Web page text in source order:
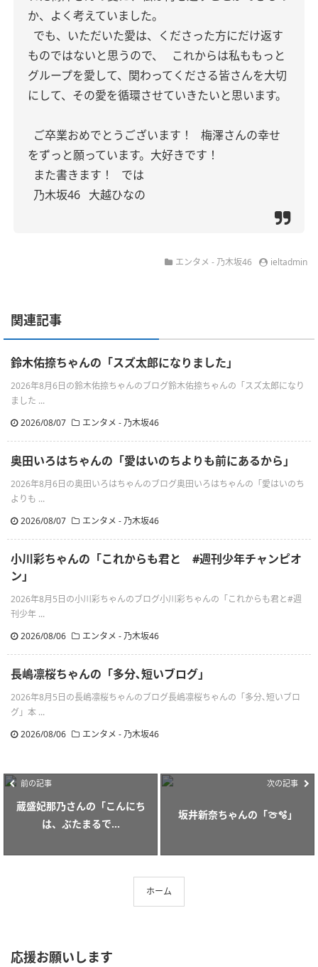
か、よく考えていました。
でも、いただいた愛は、くださった方にだけ返す
ものではないと思うので、
これからは私ももっと
グループを愛して、関わってくださる皆さんを大切
にして、その愛を循環させていきたいと思います。
ご卒業おめでとうございます！
梅澤さんの幸せ
をずっと願っています。大好きです！
また書きます！
では
乃木坂46 大越ひなの
エンタメ - 乃木坂46 ieltadmin
関連記事
鈴木佑捺ちゃんの「スズ太郎になりました」
2026年8月6日の鈴木佑捺ちゃんのブログ鈴木佑捺ちゃんの「スズ太郎になり
ました ...
2026/08/07
エンタメ - 乃木坂46
奥田いろはちゃんの「愛はいのちよりも前にあるから」
2026年8月6日の奥田いろはちゃんのブログ奥田いろはちゃんの「愛はいのち
よりも ...
2026/08/07
エンタメ - 乃木坂46
小川彩ちゃんの「これからも君と #週刊少年チャンピオ
ン」
2026年8月5日の小川彩ちゃんのブログ小川彩ちゃんの「これからも君と#週
刊少年 ...
2026/08/06
エンタメ - 乃木坂46
長嶋凛桜ちゃんの「多分､短いブログ」
2026年8月5日の長嶋凛桜ちゃんのブログ長嶋凛桜ちゃんの「多分､短いブロ
グ」本 ...
2026/08/06
エンタメ - 乃木坂46
前の記事
蔵盛妃那乃さんの「こんにち
は、ぶたまるで...
次の記事
坂井新奈ちゃんの「🍈🫧」
ホーム
応援お願いします